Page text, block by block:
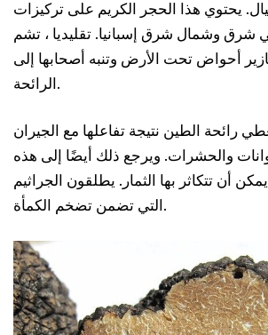
يحتوي هذا الحجر الكريم على تركيزات
شرق وشمال شرق إسبانيا. تقليديا ، تشم
أحواض تحت الأرض وتنبه أصحابها إلى
الرائحة.
رائحة الطين نتيجة تفاعلها مع الجيران
والحشرات. ويرجع ذلك أيضًا إلى هذه
يمكن أن تتكاثر بها الثمار. يطلقون الجراثيم
التي تضمن تضخم الكمأة.